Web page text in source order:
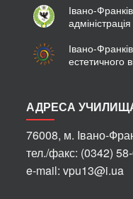
Івано-
адміністрація
Івано-
естетичного
АДРЕСА
76008, м. Iвано-
тел./факс: (0342)
e-mail: vpu13@i.ua